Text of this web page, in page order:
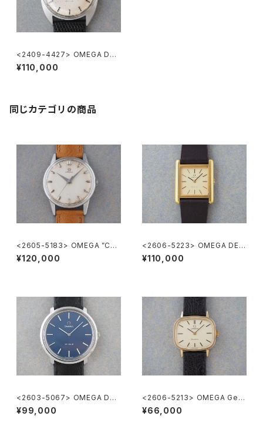
<2409-4427> OMEGA DE-
VILLE
¥110,000
同じカテゴリの商品
<2605-5183> OMEGA ”Cal.
285"
¥120,000
<2606-5223> OMEGA DE V
ILLE
¥110,000
<2603-5067> OMEGA DE-
VILLE
¥99,000
<2606-5213> OMEGA Gen
eve
¥66,000